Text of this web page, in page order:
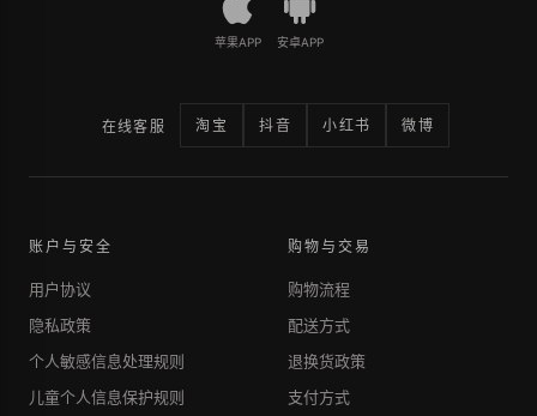
苹果APP 安卓APP
在线客服 淘宝 抖音 小红书 微博
账户与安全
用户协议
隐私政策
个人敏感信息处理规则
儿童个人信息保护规则
购物与交易
购物流程
配送方式
退换货政策
支付方式